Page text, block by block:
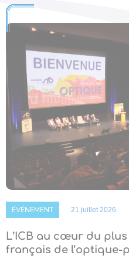
ÉVÉNEMENT 21 juillet 2026
L’ICB au cœur du
français de l’optique-